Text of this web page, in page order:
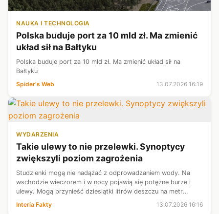
NAUKA I TECHNOLOGIA
Polska buduje port za 10 mld zł. Ma zmienić
układ sił na Bałtyku
Polska buduje port za 10 mld zł. Ma zmienić układ sił na
Bałtyku
Spider's Web
13.07.2026 16:19
WYDARZENIA
Takie ulewy to nie przelewki. Synoptycy
zwiększyli poziom zagrożenia
Studzienki mogą nie nadążać z odprowadzaniem wody. Na
wschodzie wieczorem i w nocy pojawią się potężne burze i
ulewy. Mogą przynieść dziesiątki litrów deszczu na metr
ostrzeżenia IMGW.
Interia Fakty 13.07.2026 16:16